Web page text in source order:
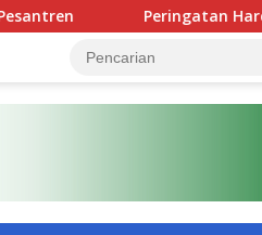
Peringatan Hardiknas;